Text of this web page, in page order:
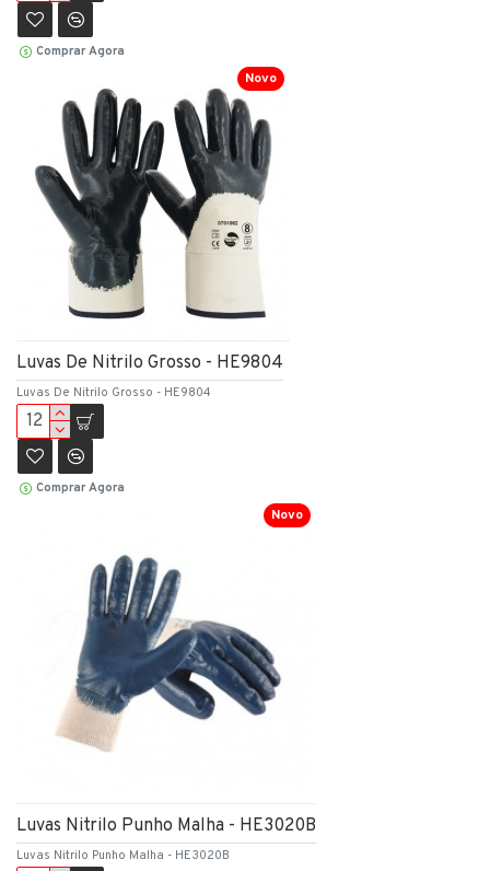
Comprar Agora
Novo
Luvas De Nitrilo Grosso - HE9804
Luvas De Nitrilo Grosso - HE9804
Comprar Agora
Novo
Luvas Nitrilo Punho Malha - HE3020B
Luvas Nitrilo Punho Malha - HE3020B